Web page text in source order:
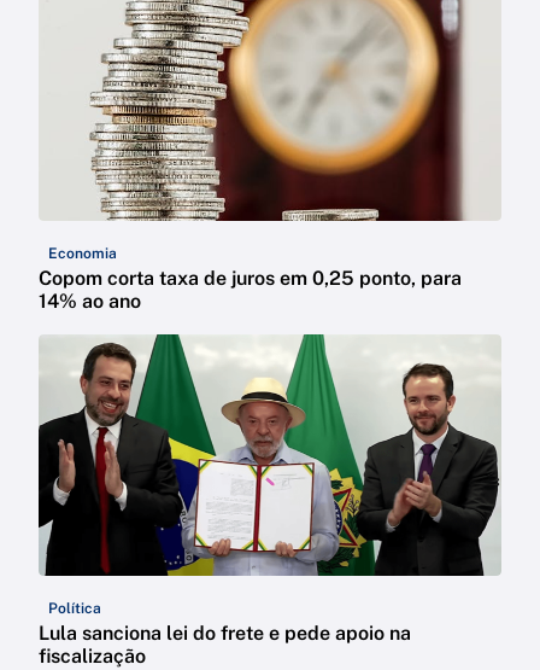
Economia
Copom corta taxa de juros em 0,25 ponto, para
14% ao ano
Política
Lula sanciona lei do frete e pede apoio na
fiscalização